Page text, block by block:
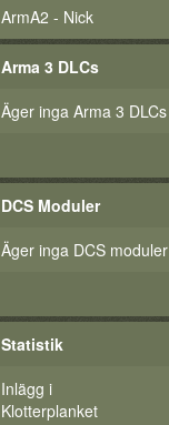
ArmA2 - Nick
Arma 3 DLCs
Äger inga Arma 3 DLCs
DCS Moduler
Äger inga DCS moduler
Statistik
Inlägg i
Klotterplanket